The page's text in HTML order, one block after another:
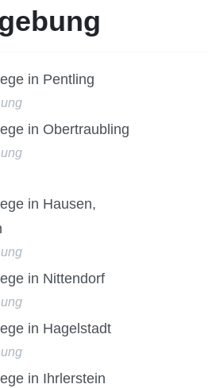
in Pentling
in Obertraubling
in Hausen,
in Nittendorf
in Hagelstadt
in Ihrlerstein